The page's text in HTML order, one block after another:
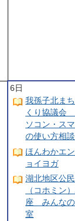
6日
我孫子北ま
くり協議会
ソコン・ス
の使い方相
ほんわかエ
ョイヨガ
湖北地区公
（コホミン
座 みんな
室